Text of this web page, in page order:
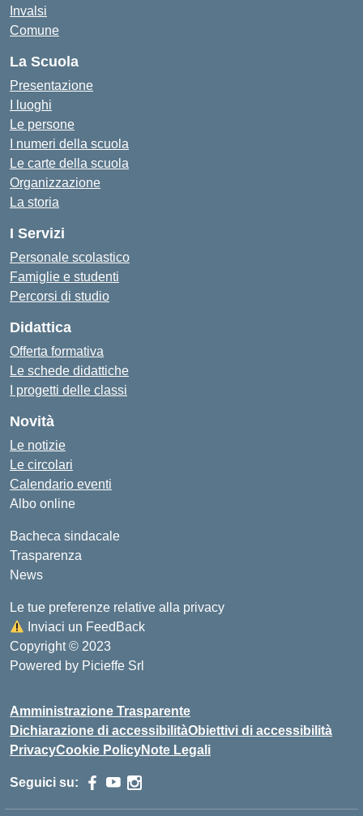
Invalsi
Comune
La Scuola
Presentazione
I luoghi
Le persone
I numeri della scuola
Le carte della scuola
Organizzazione
La storia
I Servizi
Personale scolastico
Famiglie e studenti
Percorsi di studio
Didattica
Offerta formativa
Le schede didattiche
I progetti delle classi
Novità
Le notizie
Le circolari
Calendario eventi
Albo online
Bacheca sindacale
Trasparenza
News
Le tue preferenze relative alla privacy
Inviaci un FeedBack
Copyright © 2023
Powered by Picieffe Srl
Amministrazione Trasparente
Dichiarazione di accessibilitàObiettivi di accessibilità
PrivacyCookie PolicyNote Legali
Seguici su: